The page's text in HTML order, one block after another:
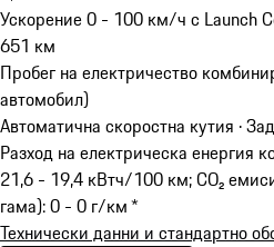
Ускорение 0 - 100 км/ч с Launch
651 км
Пробег на електричество
автомобил)
Автоматична скоростна кутия ·
Разход на електрическа енергия
21,6 - 19,4 кВтч/100 км; CO₂
гама): 0 - 0 г/км *
Технически данни и стандартно